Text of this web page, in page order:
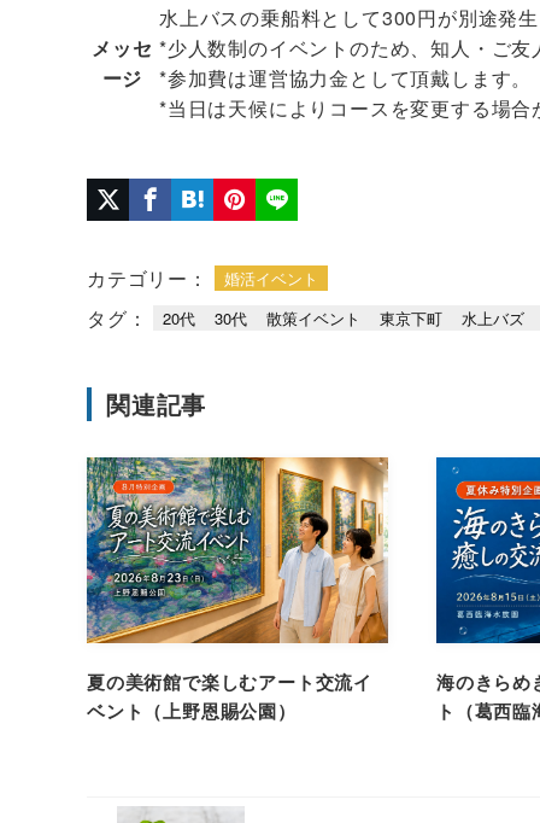
メッセ
ージ
水上バスの乗船料として300円が別途発
*少人数制のイベントのため、知人・ご
*参加費は運営協力金として頂戴します。
*当日は天候によりコースを変更する場合
カテゴリー： 婚活イベント
タグ： 20代 30代 散策イベント 東京下町 水上バズ
関連記事
夏の美術館で楽しむアート交流イ
ベント（上野恩賜公園）
海のきらめ
ト（葛西